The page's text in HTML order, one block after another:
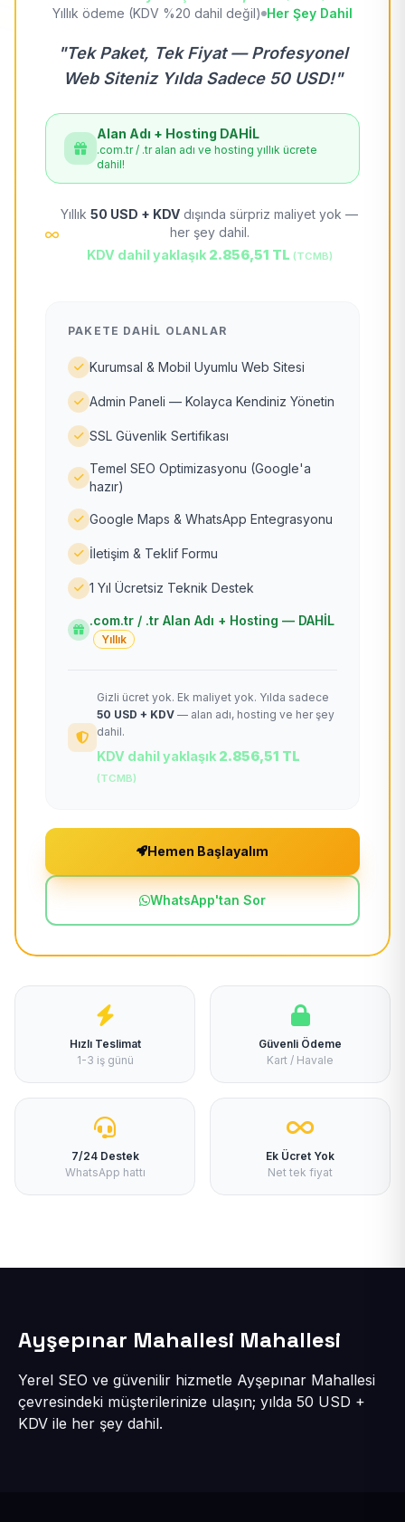
Yıllık ödeme (KDV %20 dahil değil) Her Şey Dahil
"Tek Paket, Tek Fiyat — Profesyonel
Web Siteniz Yılda Sadece 50 USD!"
Alan Adı + Hosting DAHİL
.com.tr / .tr alan adı ve hosting yıllık ücrete
dahil!
Yıllık 50 USD + KDV dışında sürpriz maliyet yok —
her şey dahil.
KDV dahil yaklaşık 2.856,51 TL (TCMB)
PAKETE DAHIL OLANLAR
Kurumsal & Mobil Uyumlu Web Sitesi
Admin Paneli — Kolayca Kendiniz Yönetin
SSL Güvenlik Sertifikası
Temel SEO Optimizasyonu (Google'a
hazır)
Google Maps & WhatsApp Entegrasyonu
İletişim & Teklif Formu
1 Yıl Ücretsiz Teknik Destek
.com.tr / .tr Alan Adı + Hosting — DAHİL
Yıllık
Gizli ücret yok. Ek maliyet yok. Yılda sadece
50 USD + KDV — alan adı, hosting ve her şey
dahil.
KDV dahil yaklaşık 2.856,51 TL
(TCMB)
Hemen Başlayalım
WhatsApp'tan Sor
Hızlı Teslimat
1-3 iş günü
Güvenli Ödeme
Kart / Havale
7/24 Destek
WhatsApp hattı
Ek Ücret Yok
Net tek fiyat
Ayşepınar Mahallesi Mahallesi
Yerel SEO ve güvenilir hizmetle Ayşepınar Mahallesi
çevresindeki müşterilerinize ulaşın; yılda 50 USD +
KDV ile her şey dahil.